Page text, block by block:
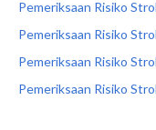
Pemeriksaan Risiko
Pemeriksaan Risiko
Pemeriksaan Risiko
Pemeriksaan Risiko